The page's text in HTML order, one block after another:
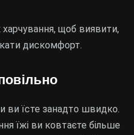
щоб виявити,
дискомфорт.
ви їсте занадто швидко.
їжі ви ковтаєте більше